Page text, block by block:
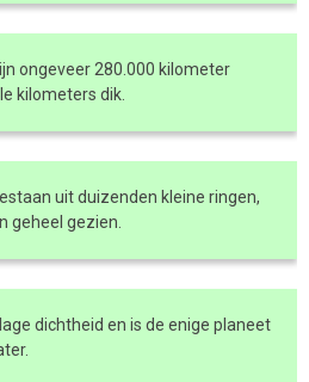
ongeveer 280.000 kilometer
kilometers dik.
uit duizenden kleine ringen,
geheel gezien.
dichtheid en is de enige planeet